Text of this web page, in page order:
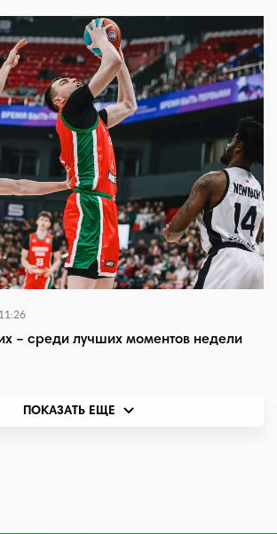
– среди лучших моментов недели
ПОКАЗАТЬ ЕЩЕ